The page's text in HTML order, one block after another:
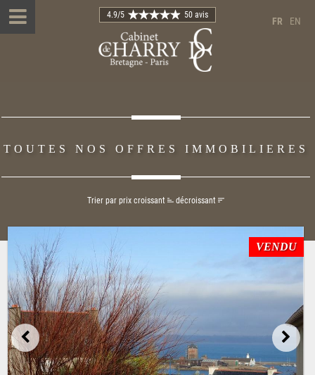
FR EN
4.9/5 50 avis
TOUTES NOS OFFRES IMMOBILIERES
Trier par prix croissant décroissant
VENDU